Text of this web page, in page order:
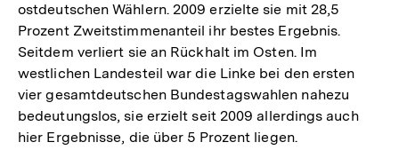
ostdeutschen Wählern. 2009 erzielte sie mit 28,5
Prozent Zweitstimmenanteil ihr bestes Ergebnis.
Seitdem verliert sie an Rückhalt im Osten. Im
westlichen Landesteil war die Linke bei den ersten
vier gesamtdeutschen Bundestagswahlen nahezu
bedeutungslos, sie erzielt seit 2009 allerdings auch
hier Ergebnisse, die über 5 Prozent liegen.